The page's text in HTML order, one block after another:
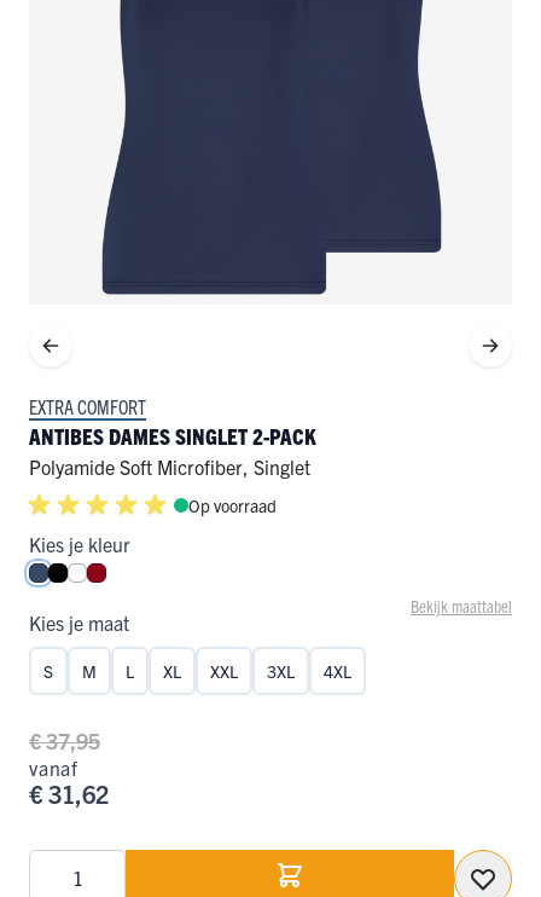
EXTRA COMFORT
ANTIBES DAMES SINGLET 2-PACK
Polyamide Soft Microfiber, Singlet
Op voorraad
Kies je kleur
Donkerblauw
Zwart
WitDonkerrood
Bekijk maattabel
Kies je maat
S M L XL XXL 3XL 4XL
€ 37,95
vanaf
€ 31,62